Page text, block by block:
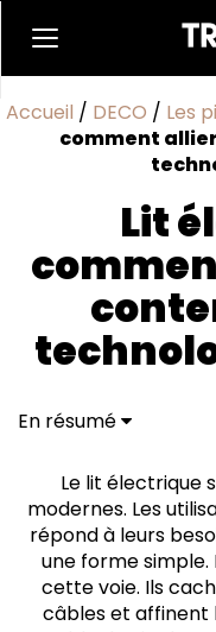
Accueil / DECO / Les
comment
Lit
En résumé
Technologie
Questions
design d’intérieur
Le lit électrique
modernes. Les
répond à leurs
une forme
cette voie. Ils
câbles et affinent